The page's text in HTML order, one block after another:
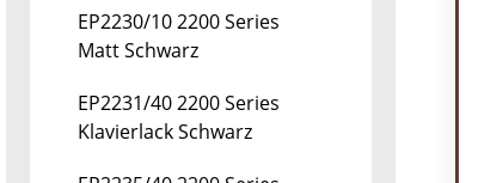
EP2230/10 2200 Series
Matt Schwarz
EP2231/40 2200 Series
Klavierlack Schwarz